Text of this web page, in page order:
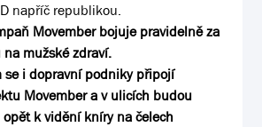
napříč republikou.
Movember bojuje pravidelně za
mužské zdraví.
se i dopravní podniky připojí
Movember a v ulicích budou
k vidění kníry na čelech